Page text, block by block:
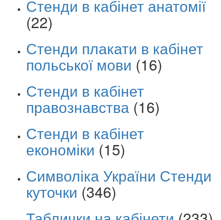
Стенди в кабінет анатомії
(22)
Стенди плакати в кабінет
польської мови (16)
Стенди в кабінет
правознавства (16)
Стенди в кабінет
економіки (15)
Символіка України Стенди
куточки (346)